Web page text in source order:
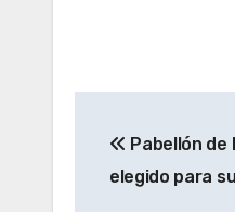
de
Pabellón de
elegido para